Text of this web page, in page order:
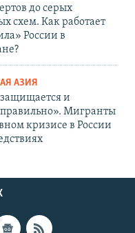
до серых
схем. Как работает
России в
АЗИЯ
и
правильно». Мигранты
кризисе в России